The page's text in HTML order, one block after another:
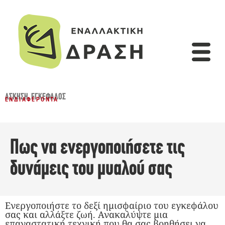
ΆΣΚΗΣΗ,ΕΓΚΈΦΑΛΟΣ
ΕΝΔΙΑΦΈΡΟΝΤΑ
Πως να ενεργοποιήσετε τις
δυνάμεις του μυαλού σας
Ενεργοποιήστε το δεξί ημισφαίριο του εγκεφάλου
σας και αλλάξτε ζωή. Ανακαλύψτε μια